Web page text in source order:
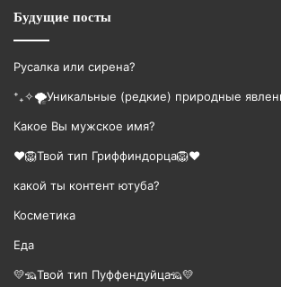
Будущие посты
Русалка или сирена?
⁺₊✧🌪️Уникальные (редкие) природные
Какое Вы мужское имя?
❤️🦁Твой тип Гриффиндорца🦁❤️
какой ты контент ютуба?
Косметика
Еда
💛🦡Твой тип Пуффендуйца🦡💛